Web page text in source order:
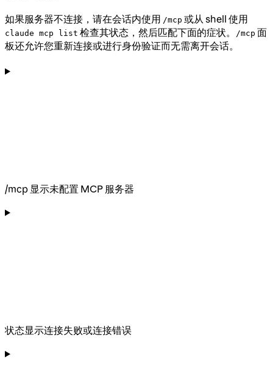
如果服务器不连接，请在会话内使用 /mcp 或从 shell 使用
claude mcp list 检查其状态，然后匹配下面的症状。 /mcp 面
板还允许您重新连接或进行身份验证而无需离开会话。
/mcp 显示未配置 MCP 服务器
状态显示连接失败或连接错误